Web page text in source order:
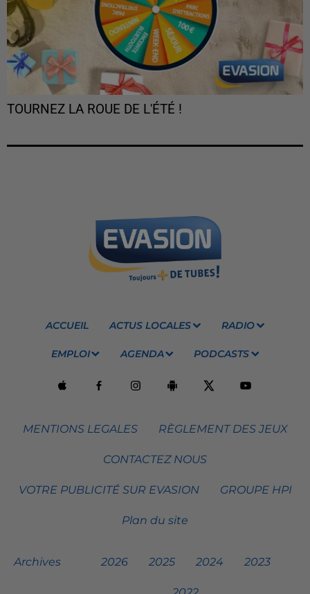
TOURNEZ LA ROUE DE L'ÉTÉ !
ACCUEIL ACTUS LOCALES RADIO
EMPLOI AGENDA PODCASTS
MENTIONS LEGALES RÈGLEMENT DES JEUX
CONTACTEZ NOUS
VOTRE PUBLICITÉ SUR EVASION GROUPE HPI
Plan du site
Archives 2026 2025 2024 2023